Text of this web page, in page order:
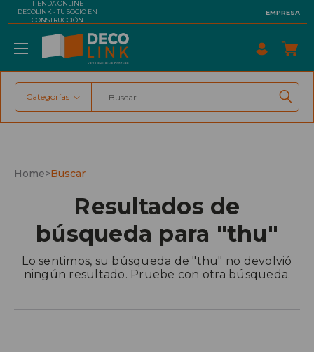
TIENDA ONLINE
DECOLINK - TU SOCIO EN
CONSTRUCCIÓN
EMPRESA
Buscar
Categorías
Home>Buscar
Resultados de
búsqueda para "thu"
Lo sentimos, su búsqueda de "thu" no devolvió
ningún resultado. Pruebe con otra búsqueda.